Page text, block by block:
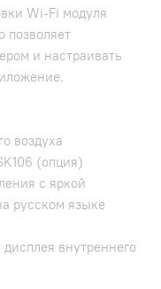
Wi-Fi модуля
позволяет
и настраивать
воздуха
(опция)
с яркой
русском языке
внутреннего